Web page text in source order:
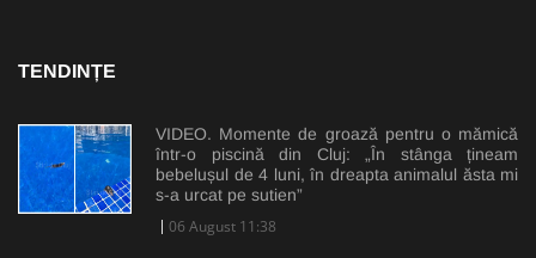
TENDINȚE
VIDEO. Momente de groază pentru o mămică
într-o piscină din Cluj: „În stânga țineam
bebelușul de 4 luni, în dreapta animalul ăsta mi
s-a urcat pe sutien”
06 August 11:38